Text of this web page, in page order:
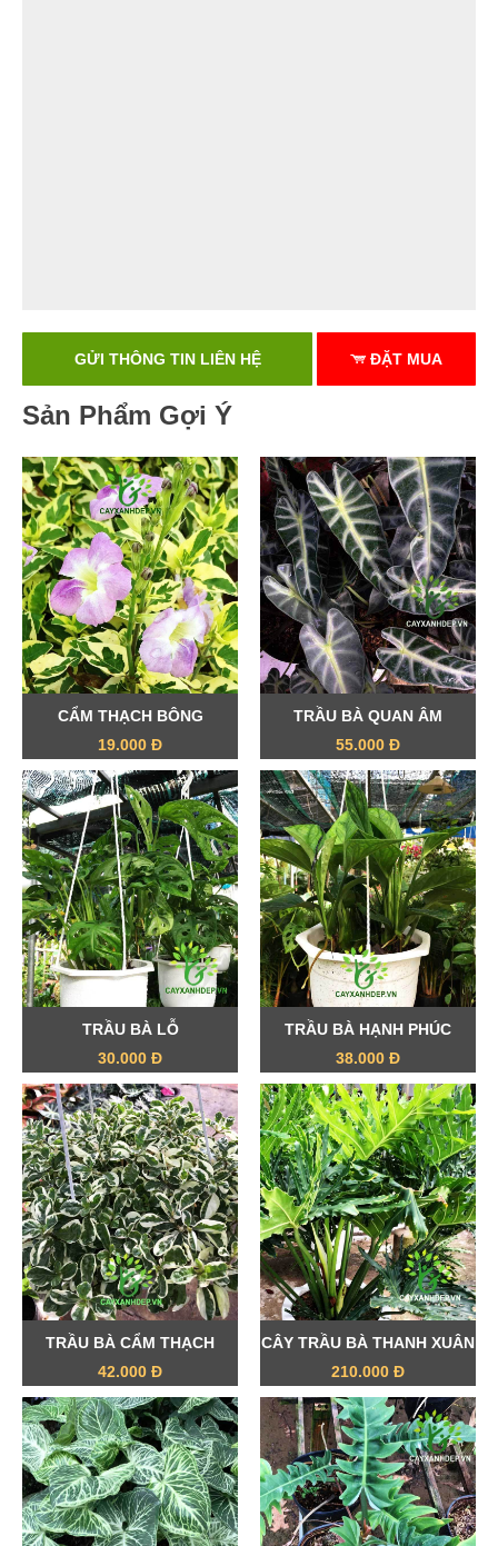
GỬI THÔNG TIN LIÊN HỆ ĐẶT MUA
Sản Phẩm Gợi Ý
CẨM THẠCH BÔNG
19.000 Đ
TRẦU BÀ QUAN ÂM
55.000 Đ
TRẦU BÀ LỖ
30.000 Đ
TRẦU BÀ HẠNH PHÚC
38.000 Đ
TRẦU BÀ CẨM THẠCH
42.000 Đ
CÂY TRẦU BÀ THANH XUÂN
210.000 Đ